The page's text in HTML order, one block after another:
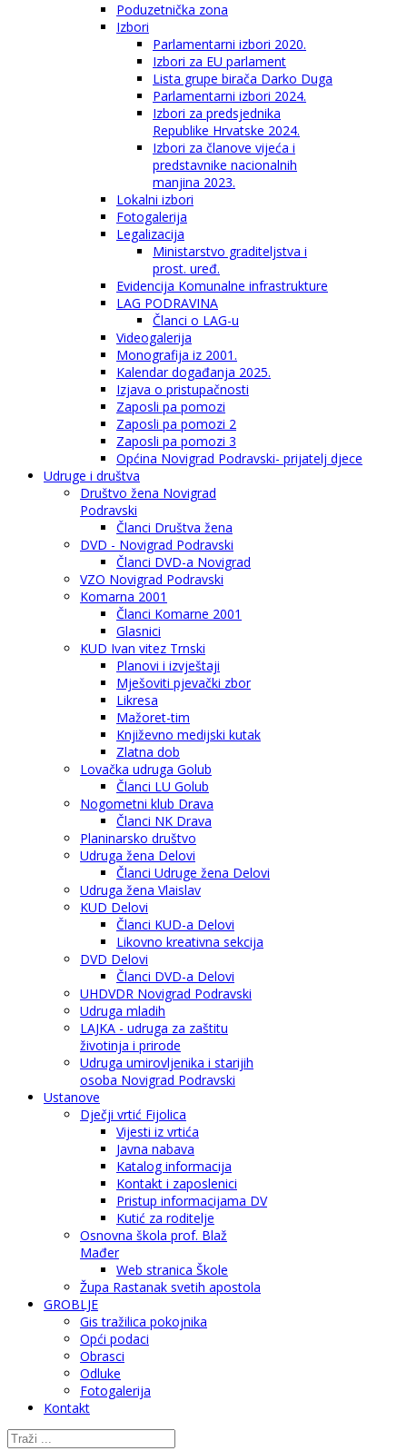
Poduzetnička zona
Izbori
Parlamentarni izbori 2020.
Izbori za EU parlament
Lista grupe birača Darko Duga
Parlamentarni izbori 2024.
Izbori za predsjednika
Republike Hrvatske 2024.
Izbori za članove vijeća i
predstavnike nacionalnih
manjina 2023.
Lokalni izbori
Fotogalerija
Legalizacija
Ministarstvo graditeljstva i
prost. uređ.
Evidencija Komunalne infrastrukture
LAG PODRAVINA
Članci o LAG-u
Videogalerija
Monografija iz 2001.
Kalendar događanja 2025.
Izjava o pristupačnosti
Zaposli pa pomozi
Zaposli pa pomozi 2
Zaposli pa pomozi 3
Općina Novigrad Podravski- prijatelj djece
Udruge i društva
Društvo žena Novigrad
Podravski
Članci Društva žena
DVD - Novigrad Podravski
Članci DVD-a Novigrad
VZO Novigrad Podravski
Komarna 2001
Članci Komarne 2001
Glasnici
KUD Ivan vitez Trnski
Planovi i izvještaji
Mješoviti pjevački zbor
Likresa
Mažoret-tim
Književno medijski kutak
Zlatna dob
Lovačka udruga Golub
Članci LU Golub
Nogometni klub Drava
Članci NK Drava
Planinarsko društvo
Udruga žena Delovi
Članci Udruge žena Delovi
Udruga žena Vlaislav
KUD Delovi
Članci KUD-a Delovi
Likovno kreativna sekcija
DVD Delovi
Članci DVD-a Delovi
UHDVDR Novigrad Podravski
Udruga mladih
LAJKA - udruga za zaštitu
životinja i prirode
Udruga umirovljenika i starijih
osoba Novigrad Podravski
Ustanove
Dječji vrtić Fijolica
Vijesti iz vrtića
Javna nabava
Katalog informacija
Kontakt i zaposlenici
Pristup informacijama DV
Kutić za roditelje
Osnovna škola prof. Blaž
Mađer
Web stranica Škole
Župa Rastanak svetih apostola
GROBLJE
Gis tražilica pokojnika
Opći podaci
Obrasci
Odluke
Fotogalerija
Kontakt